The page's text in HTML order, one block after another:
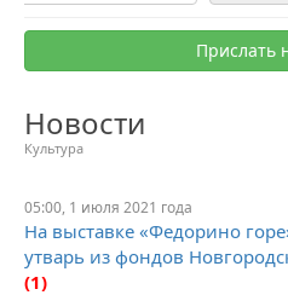
Прислать
Новости
Культура
05:00, 1 июля 2021 года
На выставке «Федорино
утварь из фондов
(1)